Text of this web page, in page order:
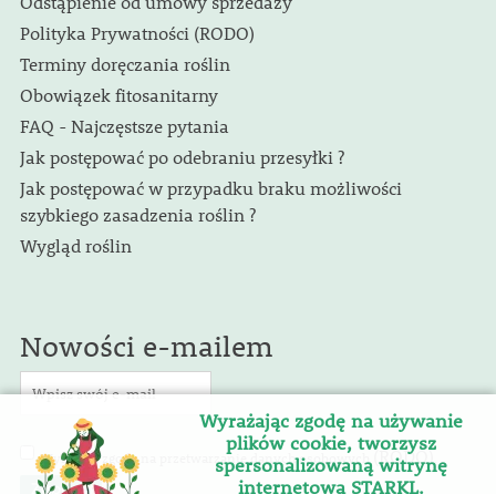
Polityka Prywatności (RODO)
Terminy doręczania roślin
Obowiązek fitosanitarny
FAQ - Najczęstsze pytania
Jak postępować po odebraniu przesyłki ?
Jak postępować w przypadku braku możliwości
szybkiego zasadzenia roślin ?
Wygląd roślin
Nowości e-mailem
Wyrażam zgodę na przetwarzanie danych osobowych (RODO)
Wyrażając zgodę na używanie
plików cookie, tworzysz
spersonalizowaną witrynę
internetową STARKL.